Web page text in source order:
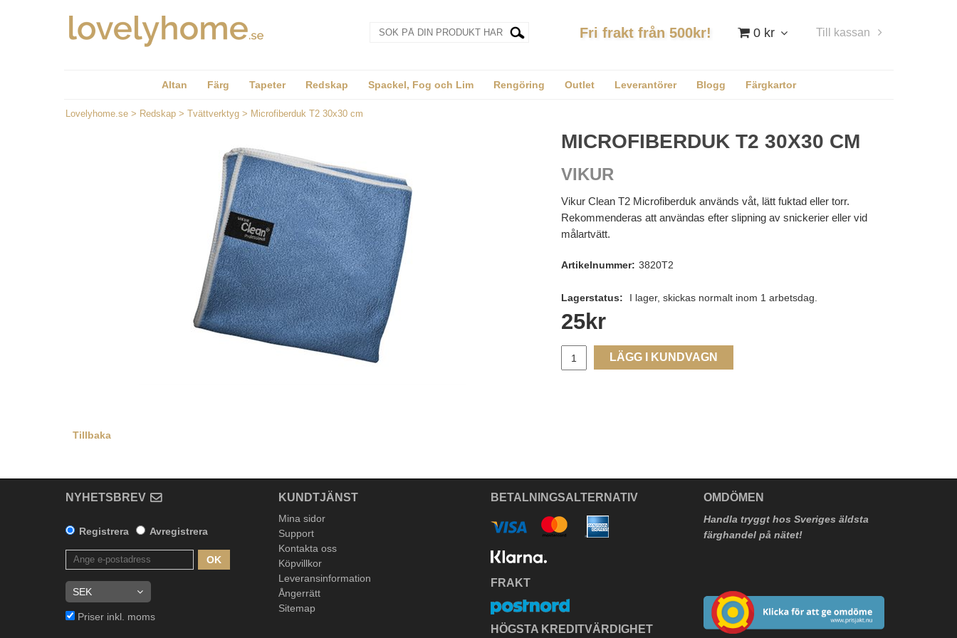
0 kr Till kassan
Fri frakt från 500kr!
Altan Färg Tapeter Redskap Spackel, Fog och Lim Rengöring Outlet Leverantörer Blogg Färgkartor
Lovelyhome.se > Redskap > Tvättverktyg > Microfiberduk T2 30x30 cm
MICROFIBERDUK T2 30X30 CM
VIKUR
Vikur Clean T2 Microfiberduk används våt, lätt fuktad eller torr.
Rekommenderas att användas efter slipning av snickerier eller vid
målartvätt.
Artikelnummer: 3820T2
Lagerstatus: I lager, skickas normalt inom 1 arbetsdag.
25kr
LÄGG I KUNDVAGN
Tillbaka
NYHETSBREV
Registrera Avregistrera
OK
Priser inkl. moms
KUNDTJÄNST
Mina sidor
Support
Kontakta oss
Köpvillkor
Leveransinformation
Ångerrätt
Sitemap
BETALNINGSALTERNATIV
FRAKT
HÖGSTA KREDITVÄRDIGHET
OMDÖMEN
Handla tryggt hos Sveriges äldsta
färghandel på nätet!